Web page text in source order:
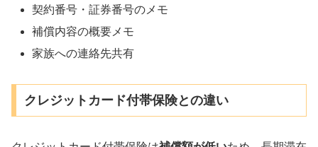
契約番号・証券番号のメモ
補償内容の概要メモ
家族への連絡先共有
クレジットカード付帯保険との違い